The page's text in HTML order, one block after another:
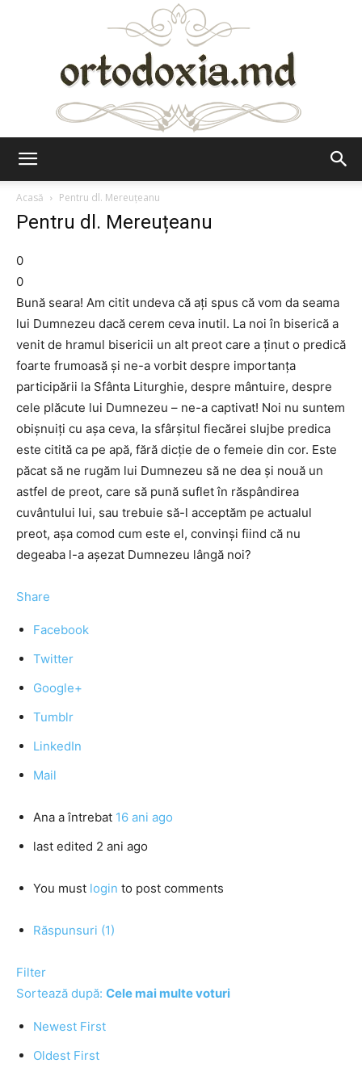
Acasă
Pentru dl. Mereuțeanu
Pentru dl. Mereuțeanu
0
0
Bună seara! Am citit undeva că ați spus că vom da seama
lui Dumnezeu dacă cerem ceva inutil. La noi în biserică a
venit de hramul bisericii un alt preot care a ținut o predică
foarte frumoasă și ne-a vorbit despre importanța
participării la Sfânta Liturghie, despre mântuire, despre
cele plăcute lui Dumnezeu – ne-a captivat! Noi nu suntem
obișnuiți cu așa ceva, la sfârșitul fiecărei slujbe predica
este citită ca pe apă, fără dicție de o femeie din cor. Este
păcat să ne rugăm lui Dumnezeu să ne dea și nouă un
astfel de preot, care să pună suflet în răspândirea
cuvântului lui, sau trebuie să-l acceptăm pe actualul
preot, așa comod cum este el, convinși fiind că nu
degeaba l-a așezat Dumnezeu lângă noi?
Share
Facebook
Twitter
Google+
Tumblr
LinkedIn
Mail
Ana a întrebat 16 ani ago
last edited 2 ani ago
You must login to post comments
Răspunsuri (1)
Filter
Sortează după: Cele mai multe voturi
Newest First
Oldest First